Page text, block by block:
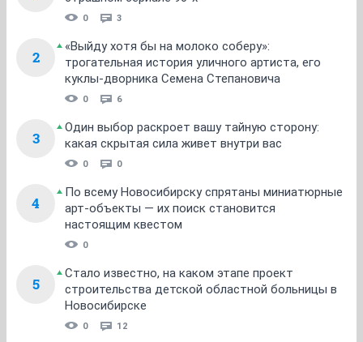
0 3
2
«Выйду хотя бы на молоко соберу»:
трогательная история уличного артиста, его
куклы-дворника Семена Степановича
0 6
3
Один выбор раскроет вашу тайную сторону:
какая скрытая сила живет внутри вас
0 0
4
По всему Новосибирску спрятаны миниатюрные
арт-объекты — их поиск становится
настоящим квестом
0
5
Стало известно, на каком этапе проект
строительства детской областной больницы в
Новосибирске
0 12